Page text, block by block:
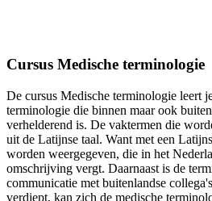
Cursus Medische terminologie
De cursus Medische terminologie leert
terminologie die binnen maar ook
verhelderend is. De vaktermen die
uit de Latijnse taal. Want met een
worden weergegeven, die in het
omschrijving vergt. Daarnaast is de
communicatie met buitenlandse
verdiept, kan zich de medische